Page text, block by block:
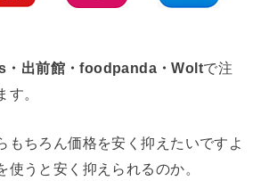
・出前館・foodpanda・Woltで注
。
もちろん価格を安く抑えたいですよ
使うと安く抑えられるのか。